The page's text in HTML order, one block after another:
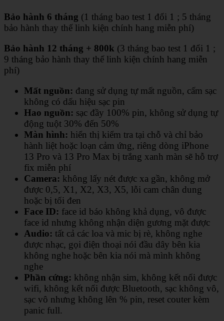
Bảo hành 6 tháng (1 tháng bao test 1 đổi 1 ; 5 tháng
bảo hành thay thế linh kiện chính hang miễn phí)
Bảo hành 12 tháng + 800k (3 tháng bao test 1 đổi 1 ;
9 tháng bảo hành thay thế linh kiện chính hang miễn
phí)
Mất nguồn: đang sử dụng tự mất nguồn, cấm sạc
không có dấu hiệu sạc pin
Hao nguồn: sạc đầy 100% pin, không sử dụng tự
động tuột 30% đến 50%
Màn hình: hiển thị kiểm tra tại chỗ và chỉ bảo
hành liệt hoặc loạn cảm ứng, riêng dòng iPhone
13 Pro và 13 Pro Max bị trắng xanh màn sẽ hỗ trợ
fix miễn phí
Camera: không lấy nét được xa gần, không mở
được 0,5, X1, X2, X3, X5, lỗi cam chân dung
hoặc bị tối đen
Face ID: face id báo không khả dụng, vô được
face id nhưng không nhận diện gương mặt được
Audio: tất cả các loa và mic bị rè, không nghe
được nhạc, gọi điện thoại nói đầu dây bên kia
không nghe hoặc bên kia nói mà mình không
nghe
Phần cứng: không nhận sim, không kết nối được
wifi, không kết nối được Bluetooth, sạc không vô,
sạc vô nhưng không lên % pin, reset couter kèm
panic full.